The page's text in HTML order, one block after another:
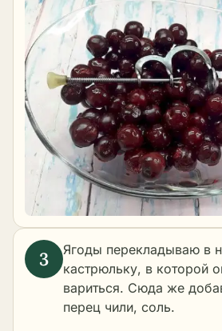
Ягоды перекладываю в
кастрюльку, в которой
вариться. Сюда же
перец чили, соль.